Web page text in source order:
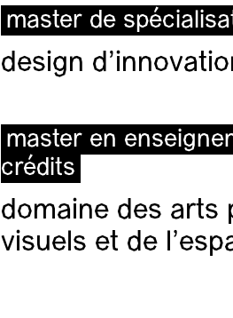
master de
design
master en
crédits
domaine des arts
visuels et de